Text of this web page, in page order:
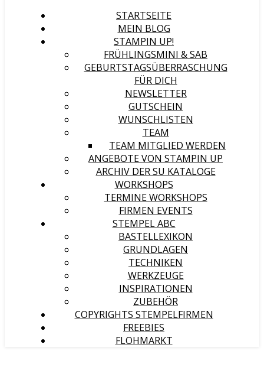
STARTSEITE
MEIN BLOG
STAMPIN UP!
FRÜHLINGSMINI & SAB
GEBURTSTAGSÜBERRASCHUNG
FÜR DICH
NEWSLETTER
GUTSCHEIN
WUNSCHLISTEN
TEAM
TEAM MITGLIED WERDEN
ANGEBOTE VON STAMPIN UP
ARCHIV DER SU KATALOGE
WORKSHOPS
TERMINE WORKSHOPS
FIRMEN EVENTS
STEMPEL ABC
BASTELLEXIKON
GRUNDLAGEN
TECHNIKEN
WERKZEUGE
INSPIRATIONEN
ZUBEHÖR
COPYRIGHTS STEMPELFIRMEN
FREEBIES
FLOHMARKT